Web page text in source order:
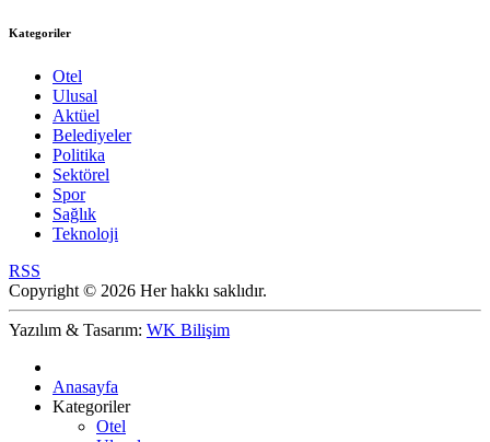
Kategoriler
Otel
Ulusal
Aktüel
Belediyeler
Politika
Sektörel
Spor
Sağlık
Teknoloji
RSS
Copyright © 2026 Her hakkı saklıdır.
Yazılım & Tasarım: WK Bilişim
Anasayfa
Kategoriler
Otel